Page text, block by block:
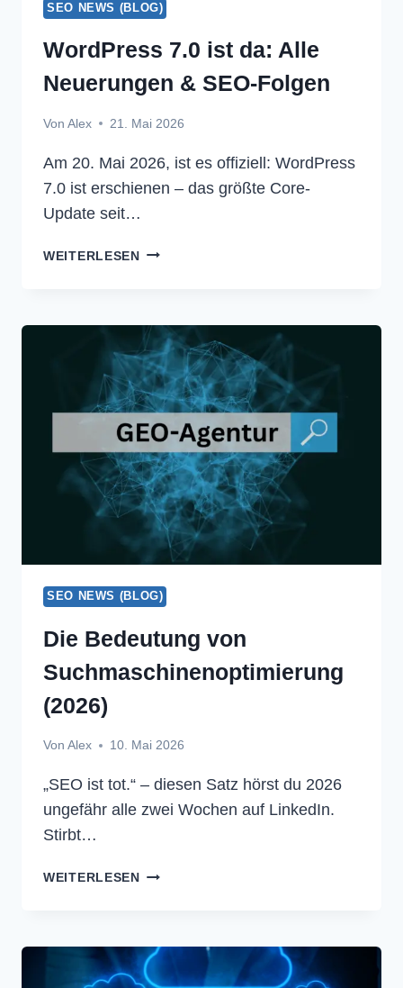
SEO NEWS (BLOG)
WordPress 7.0 ist da: Alle
Neuerungen & SEO-Folgen
Von Alex 21. Mai 2026
Am 20. Mai 2026, ist es offiziell: WordPress
7.0 ist erschienen – das größte Core-
Update seit…
WEITERLESENWORDPRESS
ALLE
NEUERUNGEN
&
SEO-
FOLGEN
SEO NEWS (BLOG)
Die Bedeutung von
Suchmaschinenoptimierung
(2026)
Von Alex 10. Mai 2026
„SEO ist tot.“ – diesen Satz hörst du 2026
ungefähr alle zwei Wochen auf LinkedIn.
Stirbt…
WEITERLESENDIE
(2026)